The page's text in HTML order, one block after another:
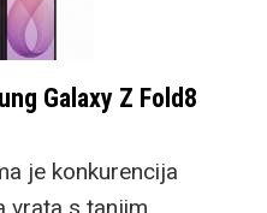
Galaxy Z Fold8
je konkurencija
vrata s tanjim